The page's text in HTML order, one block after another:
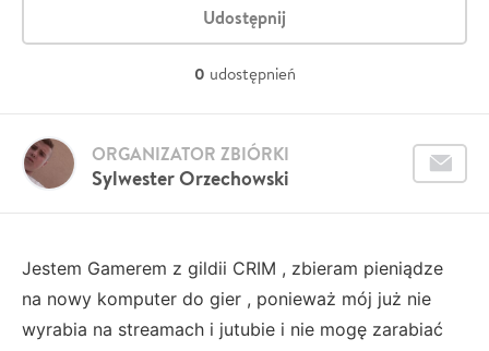
Udostępnij
0 udostępnień
Sylwester Orzechowski
ORGANIZATOR ZBIÓRKI
Jestem Gamerem z gildii CRIM , zbieram pieniądze
na nowy komputer do gier , ponieważ mój już nie
wyrabia na streamach i jutubie i nie mogę zarabiać